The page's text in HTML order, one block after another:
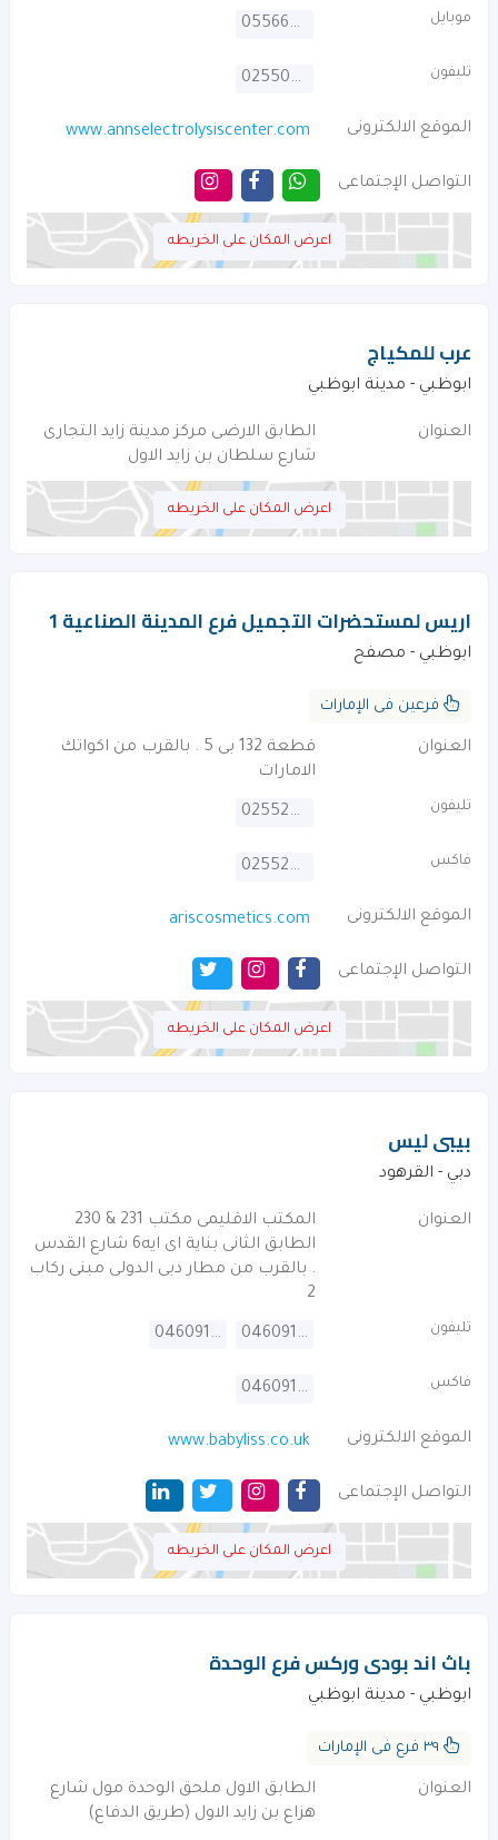
موبايل 0556625655
تليفون 025502799
الموقع الالكترونى www.annselectrolysiscenter.com
التواصل الإجتماعى
اعرض المكان على الخريطه
عرب للمكياج
ابوظبي - مدينة ابوظبي
العنوان
الطابق الارضى مركز مدينة زايد التجارى
شارع سلطان بن زايد الاول
اعرض المكان على الخريطه
اريس لمستحضرات التجميل فرع المدينة الصناعية 1
ابوظبي - مصفح
فرعين فى الإمارات
العنوان
قطعة 132 بى 5 . بالقرب من اكواتك
الامارات
تليفون 025524900
فاكس 025524901
الموقع الالكترونى ariscosmetics.com
التواصل الإجتماعى
اعرض المكان على الخريطه
بيبى ليس
دبي - القرهود‎
العنوان
المكتب الاقليمى مكتب 231 & 230
الطابق الثانى بناية اى ايه6 شارع القدس
. بالقرب من مطار دبى الدولى مبنى ركاب
2
تليفون 046091813
046091814
فاكس 046091815
الموقع الالكترونى www.babyliss.co.uk
التواصل الإجتماعى
اعرض المكان على الخريطه
باث اند بودى وركس فرع الوحدة
ابوظبي - مدينة ابوظبي
العنوان
الطابق الاول ملحق الوحدة مول شارع
هزاع بن زايد الاول (طريق الدفاع)